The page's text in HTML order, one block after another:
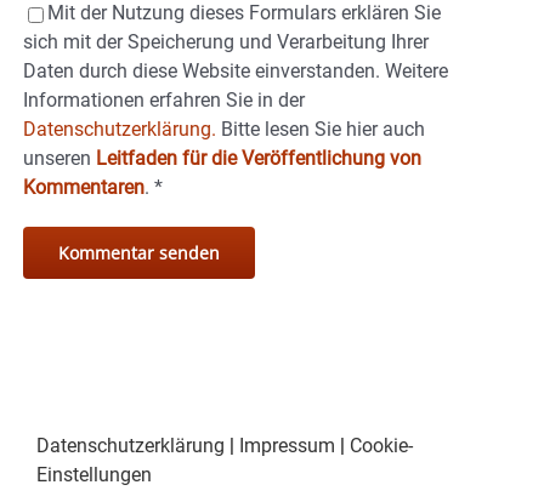
Mit der Nutzung dieses Formulars erklären Sie
sich mit der Speicherung und Verarbeitung Ihrer
Daten durch diese Website einverstanden. Weitere
Informationen erfahren Sie in der
Datenschutzerklärung. Bitte lesen Sie hier auch
unseren Leitfaden für die Veröffentlichung von
Kommentaren. *
Datenschutzerklärung Impressum
Cookie-
Einstellungen